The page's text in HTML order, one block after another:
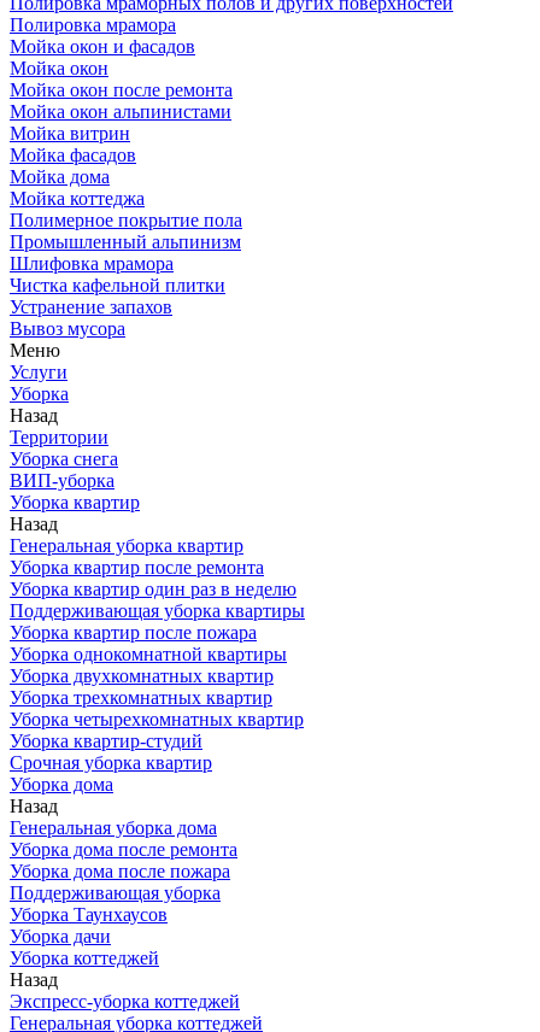
Полировка мрамора
Мойка окон и фасадов
Мойка окон
Мойка окон после ремонта
Мойка окон альпинистами
Мойка витрин
Мойка фасадов
Мойка дома
Мойка коттеджа
Полимерное покрытие пола
Промышленный альпинизм
Шлифовка мрамора
Чистка кафельной плитки
Устранение запахов
Вывоз мусора
Меню
Услуги
Уборка
Назад
Территории
Уборка снега
ВИП-уборка
Уборка квартир
Назад
Генеральная уборка квартир
Уборка квартир после ремонта
Уборка квартир один раз в неделю
Поддерживающая уборка квартиры
Уборка квартир после пожара
Уборка однокомнатной квартиры
Уборка двухкомнатных квартир
Уборка трехкомнатных квартир
Уборка четырехкомнатных квартир
Уборка квартир-студий
Срочная уборка квартир
Уборка дома
Назад
Генеральная уборка дома
Уборка дома после ремонта
Уборка дома после пожара
Поддерживающая уборка
Уборка Таунхаусов
Уборка дачи
Уборка коттеджей
Назад
Экспресс-уборка коттеджей
Генеральная уборка коттеджей